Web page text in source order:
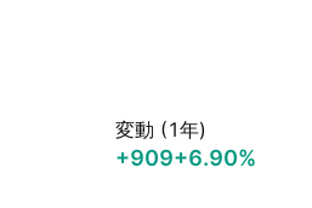
変動 (1年)
+909+6.90%